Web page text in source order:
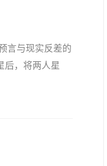
言与现实反差的
后，将两人星